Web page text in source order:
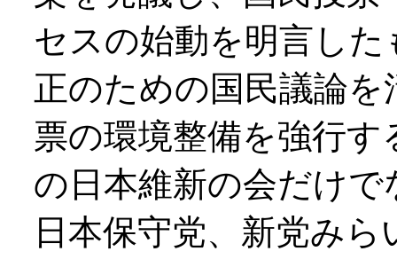
セスの始動を明言し
正のための国民議論
票の環境整備を強行
の日本維新の会だけ
日本保守党、新党み